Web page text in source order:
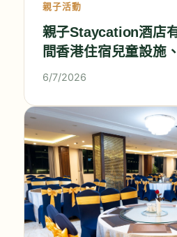
親子活動
親子Staycation酒店
間香港住宿兒童設施
比較
6/7/2026